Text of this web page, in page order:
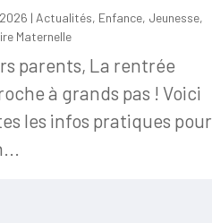
| Actualités, Enfance, Jeunesse,
Maternelle
parents, La rentrée
à grands pas ! Voici
les infos pratiques pour